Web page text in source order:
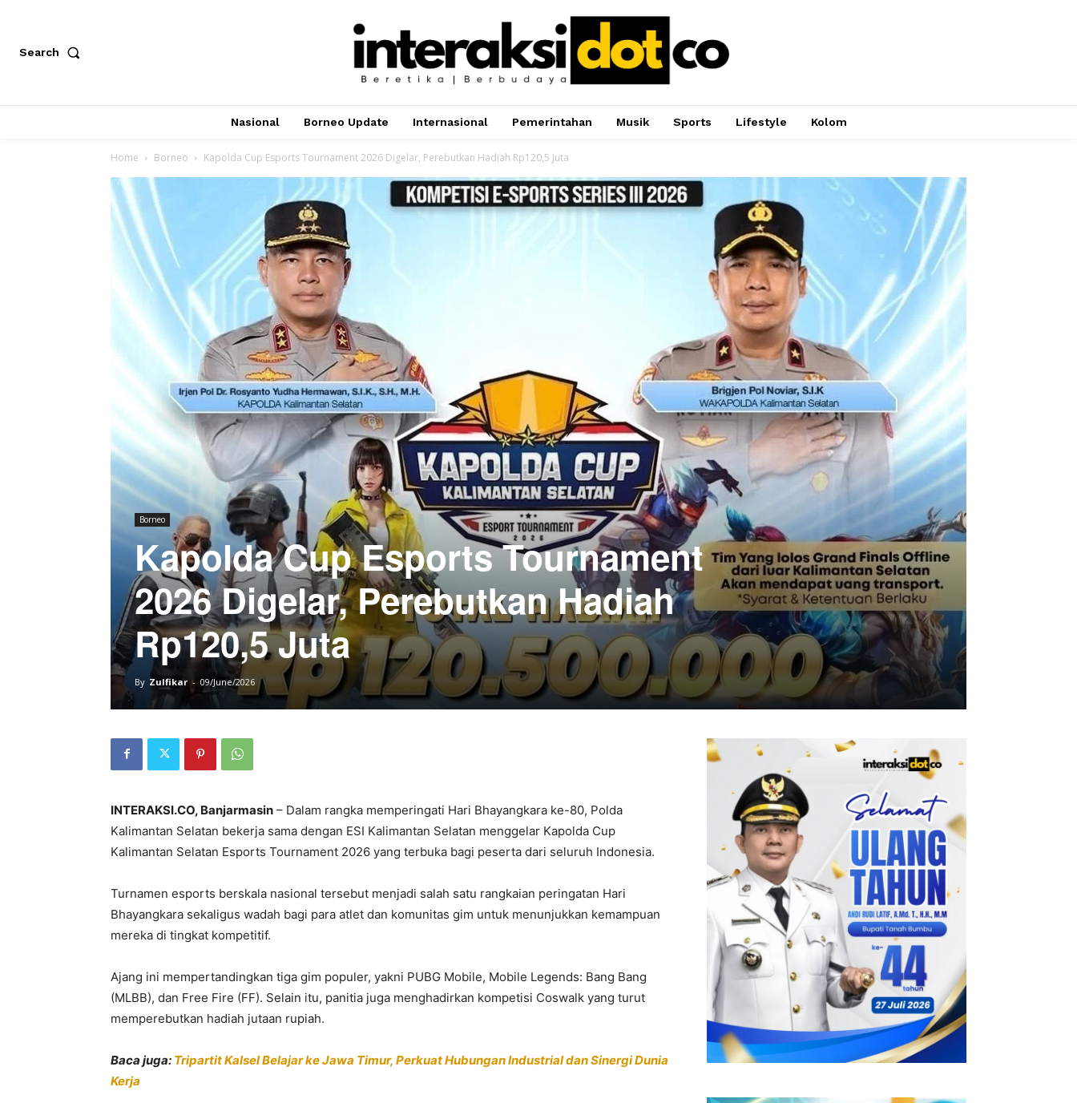
Search
Nasional Borneo Update Internasional Pemerintahan Musik Sports Lifestyle Kolom
Home Borneo Kapolda Cup Esports Tournament 2026 Digelar, Perebutkan Hadiah Rp120,5 Juta
Borneo
Kapolda Cup Esports Tournament
2026 Digelar, Perebutkan Hadiah
Rp120,5 Juta
By Zulfikar - 09/June/2026
INTERAKSI.CO, Banjarmasin – Dalam rangka memperingati Hari Bhayangkara ke-80, Polda
Kalimantan Selatan bekerja sama dengan ESI Kalimantan Selatan menggelar Kapolda Cup
Kalimantan Selatan Esports Tournament 2026 yang terbuka bagi peserta dari seluruh Indonesia.
Turnamen esports berskala nasional tersebut menjadi salah satu rangkaian peringatan Hari
Bhayangkara sekaligus wadah bagi para atlet dan komunitas gim untuk menunjukkan kemampuan
mereka di tingkat kompetitif.
Ajang ini mempertandingkan tiga gim populer, yakni PUBG Mobile, Mobile Legends: Bang Bang
(MLBB), dan Free Fire (FF). Selain itu, panitia juga menghadirkan kompetisi Coswalk yang turut
memperebutkan hadiah jutaan rupiah.
Baca juga: Tripartit Kalsel Belajar ke Jawa Timur, Perkuat Hubungan Industrial dan Sinergi Dunia
Kerja